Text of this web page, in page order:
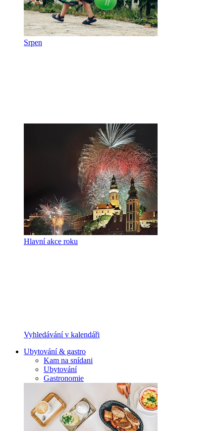
Srpen
Hlavní akce roku
Vyhledávání v kalendáři
Ubytování & gastro
Kam na snídani
Ubytování
Gastronomie